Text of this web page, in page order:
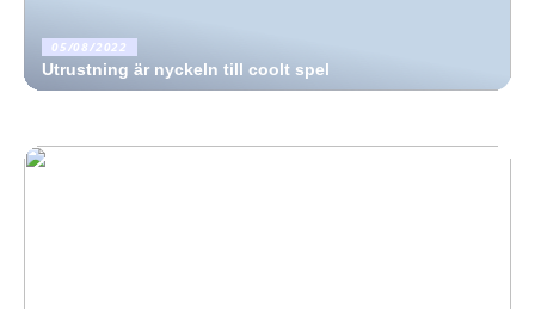
05/08/2022
Utrustning är nyckeln till coolt spel